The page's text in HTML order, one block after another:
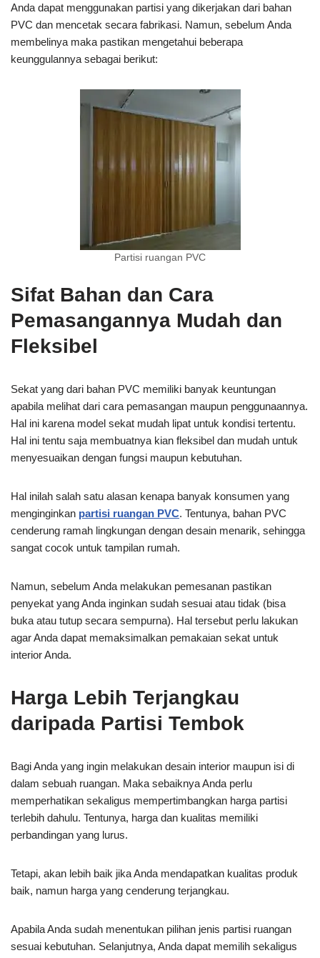
Anda dapat menggunakan partisi yang dikerjakan dari bahan
PVC dan mencetak secara fabrikasi. Namun, sebelum Anda
membelinya maka pastikan mengetahui beberapa
keunggulannya sebagai berikut:
Partisi ruangan PVC
Sifat Bahan dan Cara
Pemasangannya Mudah dan
Fleksibel
Sekat yang dari bahan PVC memiliki banyak keuntungan
apabila melihat dari cara pemasangan maupun penggunaannya.
Hal ini karena model sekat mudah lipat untuk kondisi tertentu.
Hal ini tentu saja membuatnya kian fleksibel dan mudah untuk
menyesuaikan dengan fungsi maupun kebutuhan.
Hal inilah salah satu alasan kenapa banyak konsumen yang
menginginkan partisi ruangan PVC. Tentunya, bahan PVC
cenderung ramah lingkungan dengan desain menarik, sehingga
sangat cocok untuk tampilan rumah.
Namun, sebelum Anda melakukan pemesanan pastikan
penyekat yang Anda inginkan sudah sesuai atau tidak (bisa
buka atau tutup secara sempurna). Hal tersebut perlu lakukan
agar Anda dapat memaksimalkan pemakaian sekat untuk
interior Anda.
Harga Lebih Terjangkau
daripada Partisi Tembok
Bagi Anda yang ingin melakukan desain interior maupun isi di
dalam sebuah ruangan. Maka sebaiknya Anda perlu
memperhatikan sekaligus mempertimbangkan harga partisi
terlebih dahulu. Tentunya, harga dan kualitas memiliki
perbandingan yang lurus.
Tetapi, akan lebih baik jika Anda mendapatkan kualitas produk
baik, namun harga yang cenderung terjangkau.
Apabila Anda sudah menentukan pilihan jenis partisi ruangan
sesuai kebutuhan. Selanjutnya, Anda dapat memilih sekaligus